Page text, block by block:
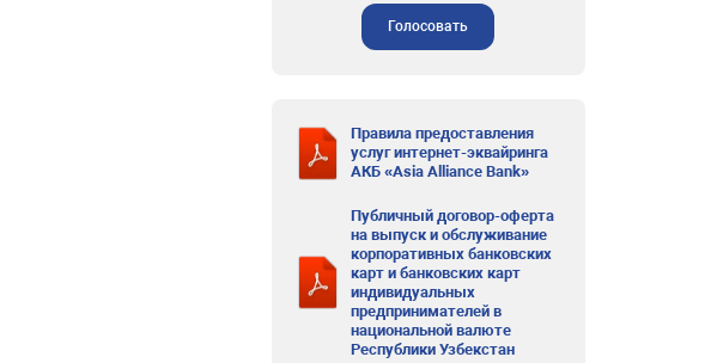
Голосовать
Правила предоставления
услуг интернет-эквайринга
АКБ «Asia Alliance Bank»
Публичный договор-оферта
на выпуск и обслуживание
корпоративных банковских
карт и банковских карт
индивидуальных
предпринимателей в
национальной валюте
Республики Узбекстан